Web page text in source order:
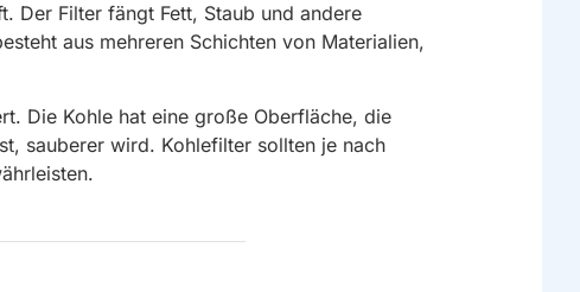
Der Filter fängt Fett, Staub und andere
aus mehreren Schichten von Materialien,
Die Kohle hat eine große Oberfläche, die
sauberer wird. Kohlefilter sollten je nach